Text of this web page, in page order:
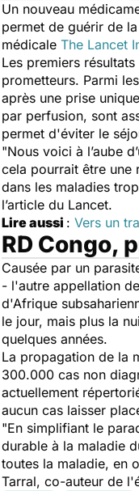
Un nouveau
permet de guérir de
médicale The Lancet
Les premiers
prometteurs. Parmi
après une prise
par perfusion, sont
permet d'éviter le
"Nous voici à l’aube
cela pourrait être une
dans les maladies
l’article du Lancet.
Lire aussi : Vers un
RD Congo,
Causée par un
- l'autre appellation
d'Afrique
le jour, mais plus la
quelques années.
La propagation de la
300.000 cas non
actuellement
aucun cas laisser
"En simplifiant le
durable à la maladie
toutes la maladie, en
Tarral, co-auteur de